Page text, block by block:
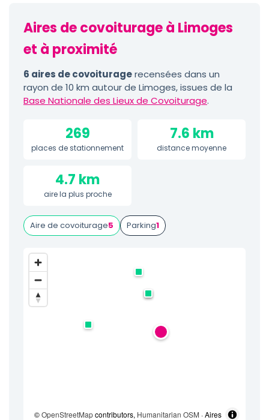
Aires de covoiturage à Limoges
et à proximité
6 aires de covoituragerecensées dans un
rayon de 10 km autour de Limoges, issues de la
Base Nationale des Lieux de Covoiturage.
269
places de stationnement
7.6 km
distance moyenne
4.7 km
aire la plus proche
Aire de covoiturage5 Parking1
©OpenStreetMapcontributors, Humanitarian OSM · Aires